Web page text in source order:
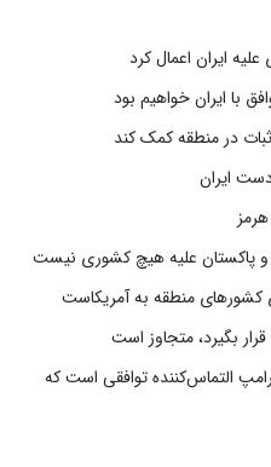
ایران اعمال کرد
با ایران خواهیم بود
در منطقه کمک کند
و پاکستان علیه هیچ کشوری نیست
کشورهای منطقه به آمریکاست
بگیرد، متجاوز است
التماس‌کننده توافقی است که